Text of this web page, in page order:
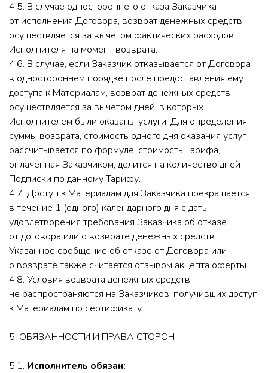
4.5. В случае одностороннего отказа Заказчика
от исполнения Договора, возврат денежных средств
осуществляется за вычетом фактических расходов
Исполнителя на момент возврата.
4.6. В случае, если Заказчик отказывается от Договора
в одностороннем порядке после предоставления ему
доступа к Материалам, возврат денежных средств
осуществляется за вычетом дней, в которых
Исполнителем были оказаны услуги. Для определения
суммы возврата, стоимость одного дня оказания услуг
рассчитывается по формуле: стоимость Тарифа,
оплаченная Заказчиком, делится на количество дней
Подписки по данному Тарифу.
4.7. Доступ к Материалам для Заказчика прекращается
в течение 1 (одного) календарного дня с даты
удовлетворения требования Заказчика об отказе
от договора или о возврате денежных средств.
Указанное сообщение об отказе от Договора или
о возврате также считается отзывом акцепта оферты.
4.8. Условия возврата денежных средств
не распространяются на Заказчиков, получивших доступ
к Материалам по сертификату.
5. ОБЯЗАННОСТИ И ПРАВА СТОРОН
5.1. Исполнитель обязан: